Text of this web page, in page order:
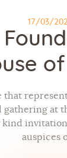
17/03/
that
at
kind
auspices